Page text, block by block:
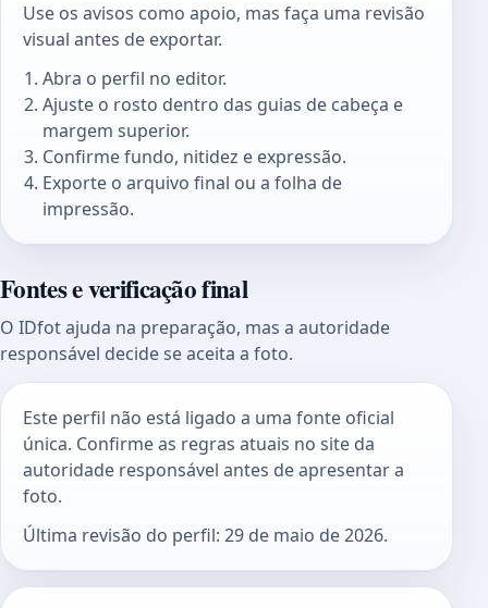
Use os avisos como apoio, mas faça uma revisão
visual antes de exportar.
Abra o perfil no editor.
Ajuste o rosto dentro das guias de cabeça e
margem superior.
Confirme fundo, nitidez e expressão.
Exporte o arquivo final ou a folha de
impressão.
Fontes e verificação final
O IDfot ajuda na preparação, mas a autoridade
responsável decide se aceita a foto.
Este perfil não está ligado a uma fonte oficial
única. Confirme as regras atuais no site da
autoridade responsável antes de apresentar a
foto.
Última revisão do perfil: 29 de maio de 2026.